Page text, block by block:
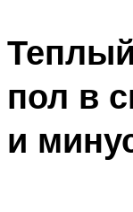
пол в
и